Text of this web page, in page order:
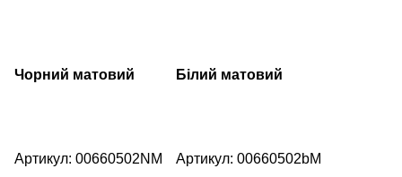
Чорний матовий
Артикул: 00660502NM
Білий матовий
Артикул: 00660502bM